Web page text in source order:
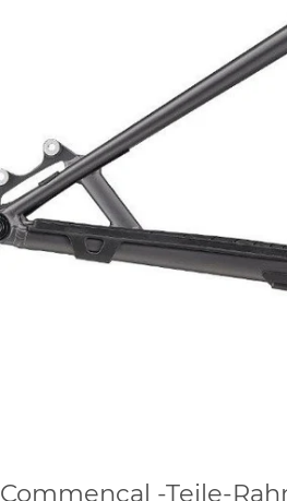
Commencal -Teile-